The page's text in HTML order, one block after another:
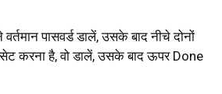
पासवर्ड डालें, उसके बाद नीचे दोनों
सेट करना है, वो डालें, उसके बाद ऊपर Done